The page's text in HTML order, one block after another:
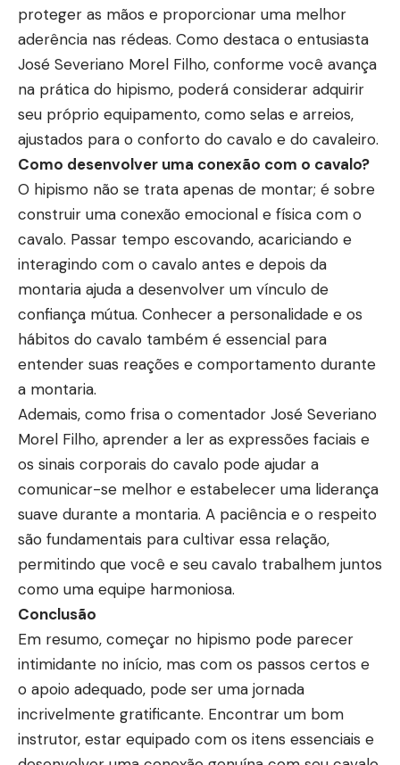
proteger as mãos e proporcionar uma melhor
aderência nas rédeas. Como destaca o entusiasta
José Severiano Morel Filho, conforme você avança
na prática do hipismo, poderá considerar adquirir
seu próprio equipamento, como selas e arreios,
ajustados para o conforto do cavalo e do cavaleiro.
Como desenvolver uma conexão com o cavalo?
O hipismo não se trata apenas de montar; é sobre
construir uma conexão emocional e física com o
cavalo. Passar tempo escovando, acariciando e
interagindo com o cavalo antes e depois da
montaria ajuda a desenvolver um vínculo de
confiança mútua. Conhecer a personalidade e os
hábitos do cavalo também é essencial para
entender suas reações e comportamento durante
a montaria.
Ademais, como frisa o comentador José Severiano
Morel Filho, aprender a ler as expressões faciais e
os sinais corporais do cavalo pode ajudar a
comunicar-se melhor e estabelecer uma liderança
suave durante a montaria. A paciência e o respeito
são fundamentais para cultivar essa relação,
permitindo que você e seu cavalo trabalhem juntos
como uma equipe harmoniosa.
Conclusão
Em resumo, começar no hipismo pode parecer
intimidante no início, mas com os passos certos e
o apoio adequado, pode ser uma jornada
incrivelmente gratificante. Encontrar um bom
instrutor, estar equipado com os itens essenciais e